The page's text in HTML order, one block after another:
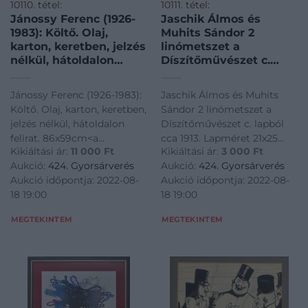
10110. tétel:
Jánossy Ferenc (1926-
1983): Költő. Olaj,
karton, keretben, jelzés
nélkül, hátoldalon
Jánossy Ferenc (1926-1983):
Költő. Olaj, karton, keretben,
jelzés nélkül, hátoldalon
felirat. 86x59cm<a
href="https://www.darabanth.com/hu/gyorsarveres/424/
es-grafikak/Festmenyek-es-
grafikak~500001/Janossy-
Ferenc-1926-1983-Kolt
Kikiáltási ár: 11 000 Ft
Aukció: 424. Gyorsárverés
Aukció időpontja: 2022-08-
18 19:00
MEGTEKINTEM
10111. tétel:
Jaschik Álmos és
Muhits Sándor 2
linómetszet a
Díszítőművészet c.
Lapméret 21×25 cm
Jaschik Álmos és Muhits
Sándor 2 linómetszet a
Díszítőművészet c. lapból
cca 1913. Lapméret 21x25
cm<a
href="https://
es-grafikak/Festmenyek-es-
grafikak~500001/Jaschik-
Kikiáltási ár: 3 000 Ft
Aukció: 424. Gyorsárverés
Aukció időpontja: 2022-08-
18 19:00
MEGTEKINTEM